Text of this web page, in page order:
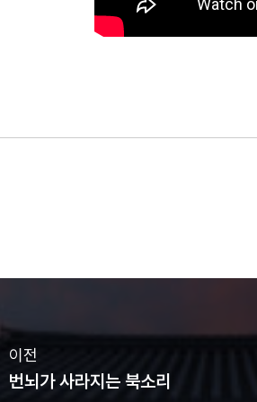
이전
번뇌가 사라지는 북소리